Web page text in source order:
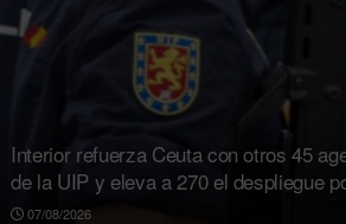
Interior refuerza Ceuta con otros 45
de la UIP y eleva a 270 el despliegue
07/08/2026